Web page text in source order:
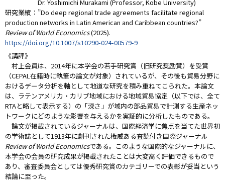
Dr. Yoshimichi Murakami (Professor, Kobe University)
研究業績：”Do deep regional trade agreements facilitate regional
production networks in Latin American and Caribbean countries?”
Review of World Economics(2025).
https://doi.org/10.1007/s10290-024-00579-9
《講評》
村上会員は、2014年に本学会の若手研究賞（旧研究奨励賞）を受賞
（CEPAL在籍時に執筆の論文が対象）されているが、その後も貿易分野に
おけるデータ分析を軸として地道な研究を積み重ねてこられた。本論文
は、ラテンアメリカ・カリブ地域における地域貿易協定（以下では、全て
RTAと略して表示する）の「深さ」が域内の部品貿易で計測する生産ネッ
トワークにどのような影響を与えるかを実証的に分析したものである。
論文が掲載されているジャーナルは、国際経済学に焦点を当てた世界初
の学術誌として1913年に創刊された権威ある査読付き国際ジャーナル
Review of World Economicsである。このような国際的なジャーナルに、
本学会の会員の研究成果が掲載されたことは大変高く評価できるもので
あり、審査委員会としては優秀研究賞のカテゴリーでの表彰が妥当という
結論に至った。